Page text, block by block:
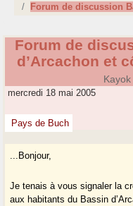
Forum de discussion
Forum de
d’Arcachon et
Kayok
mercredi 18 mai 2005
Pays de Buch
...Bonjour,
Je tenais à vous signaler la
aux habitants du Bassin